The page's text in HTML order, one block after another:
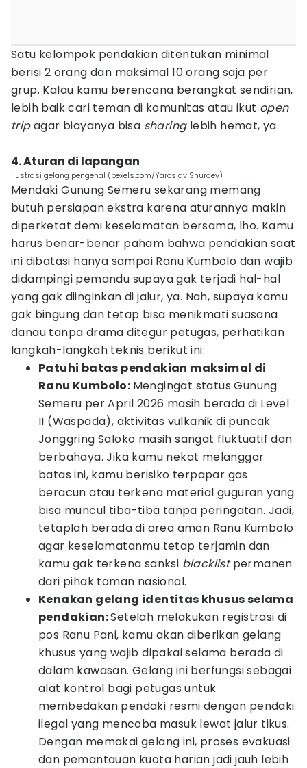
Satu kelompok pendakian ditentukan minimal
berisi 2 orang dan maksimal 10 orang saja per
grup. Kalau kamu berencana berangkat sendirian,
lebih baik cari teman di komunitas atau ikut open
tripagar biayanya bisa sharinglebih hemat, ya.
4. Aturan di lapangan
ilustrasi gelang pengenal (pexels.com/Yaroslav Shuraev)
Mendaki Gunung Semeru sekarang memang
butuh persiapan ekstra karena aturannya makin
diperketat demi keselamatan bersama, lho. Kamu
harus benar-benar paham bahwa pendakian saat
ini dibatasi hanya sampai Ranu Kumbolo dan wajib
didampingi pemandu supaya gak terjadi hal-hal
yang gak diinginkan di jalur, ya. Nah, supaya kamu
gak bingung dan tetap bisa menikmati suasana
danau tanpa drama ditegur petugas, perhatikan
langkah-langkah teknis berikut ini:
Patuhi batas pendakian maksimal di
Ranu Kumbolo: Mengingat status Gunung
Semeru per April 2026 masih berada di Level
II (Waspada), aktivitas vulkanik di puncak
Jonggring Saloko masih sangat fluktuatif dan
berbahaya. Jika kamu nekat melanggar
batas ini, kamu berisiko terpapar gas
beracun atau terkena material guguran yang
bisa muncul tiba-tiba tanpa peringatan. Jadi,
tetaplah berada di area aman Ranu Kumbolo
agar keselamatanmu tetap terjamin dan
kamu gak terkena sanksi blacklistpermanen
dari pihak taman nasional.
Kenakan gelang identitas khusus selama
pendakian:Setelah melakukan registrasi di
pos Ranu Pani, kamu akan diberikan gelang
khusus yang wajib dipakai selama berada di
dalam kawasan. Gelang ini berfungsi sebagai
alat kontrol bagi petugas untuk
membedakan pendaki resmi dengan pendaki
ilegal yang mencoba masuk lewat jalur tikus.
Dengan memakai gelang ini, proses evakuasi
dan pemantauan kuota harian jadi jauh lebih